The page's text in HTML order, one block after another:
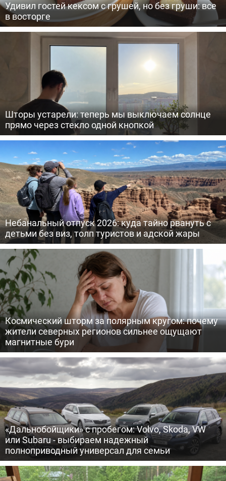
Удивил гостей кексом с грушей, но без груши: все
в восторге
Шторы устарели: теперь мы выключаем солнце
прямо через стекло одной кнопкой
Небанальный отпуск 2026: куда тайно рвануть с
детьми без виз, толп туристов и адской жары
Космический шторм за полярным кругом: почему
жители северных регионов сильнее ощущают
магнитные бури
«Дальнобойщики» с пробегом: Volvo, Skoda, VW
или Subaru - выбираем надежный
полноприводный универсал для семьи